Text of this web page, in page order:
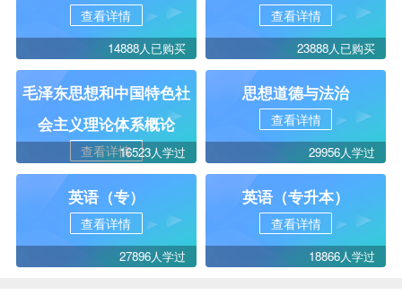
查看详情
14888人已购买
查看详情
23888人已购买
毛泽东思想和中国特色社
会主义理论体系概论
查看详情16523人学过
思想道德与法治
查看详情
29956人学过
英语（专）
查看详情
27896人学过
英语（专升本）
查看详情
18866人学过